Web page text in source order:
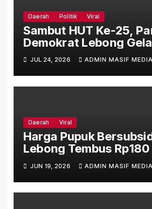
Daerah Politik Viral
Sambut HUT Ke-25,
Demokrat Lebong
Bersih Rumah Ibadah
Gerakan Indonesia
Biru
JUL 24, 2026 ADMIN MASIF MEDIA
Daerah Viral
Harga Pupuk
Lebong Tembus Rp180
Jauh Lampaui HET
No. 15/2025
JUN 19, 2026 ADMIN MASIF MEDIA